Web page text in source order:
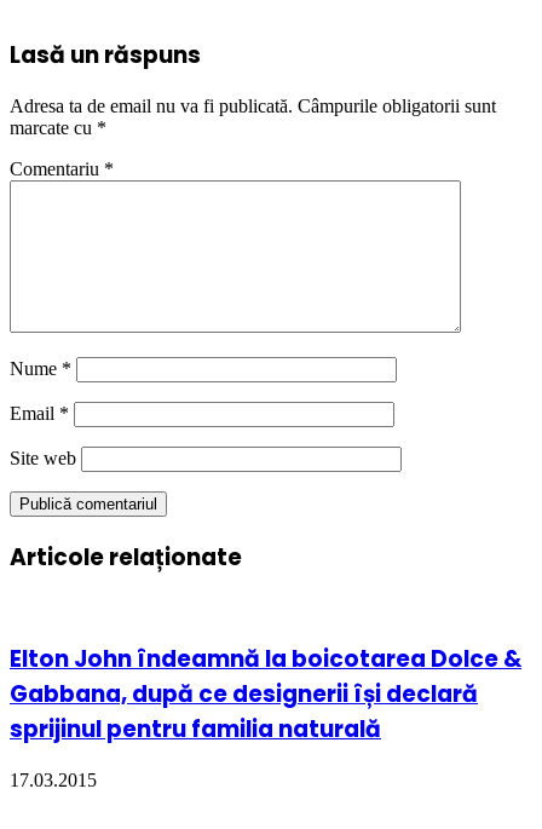
Lasă un răspuns
Adresa ta de email nu va fi publicată. Câmpurile obligatorii sunt
marcate cu *
Comentariu *
Nume *
Email *
Site web
Articole relaționate
Elton John îndeamnă la boicotarea Dolce &
Gabbana, după ce designerii își declară
sprijinul pentru familia naturală
17.03.2015